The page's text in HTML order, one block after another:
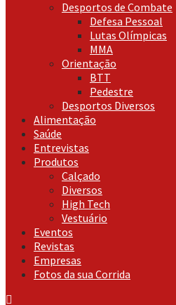
Desportos de Combate
Defesa Pessoal
Lutas Olímpicas
MMA
Orientação
BTT
Pedestre
Desportos Diversos
Alimentação
Saúde
Entrevistas
Produtos
Calçado
Diversos
High Tech
Vestuário
Eventos
Revistas
Empresas
Fotos da sua Corrida